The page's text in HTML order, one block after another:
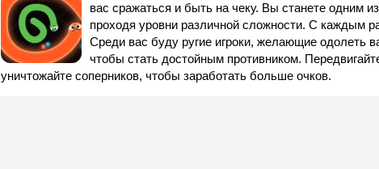
вас сражаться и быть на чеку. Вы станете одним
проходя уровни различной сложности. С каждым
Среди вас буду ругие игроки, желающие одолеть
чтобы стать достойным противником.
уничтожайте соперников, чтобы заработать больше очков.